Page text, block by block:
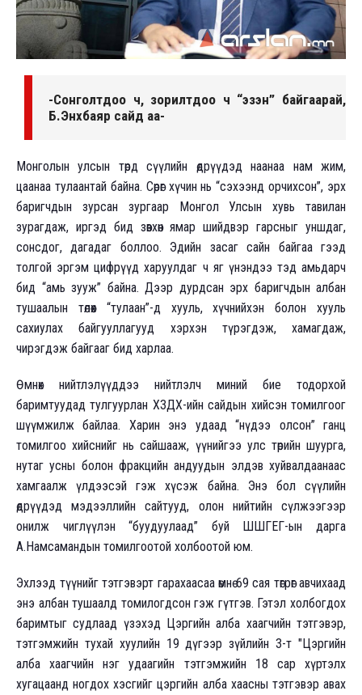
-Сонголтдоо ч, зорилтдоо ч “эзэн” байгаарай,
Б.Энхбаяр сайд аа-
Монголын улсын төрд сүүлийн өдрүүдэд наанаа нам жим,
цаанаа тулаантай байна. Сөрөг хүчин нь “сэхээнд орчихсон”, эрх
баригчдын зурсан зургаар Монгол Улсын хувь тавилан
зурагдаж, иргэд бид зөвхөн ямар шийдвэр гарсныг уншдаг,
сонсдог, дагадаг боллоо. Эдийн засаг сайн байгаа гээд
толгой эргэм цифрүүд харуулдаг ч яг үнэндээ тэд амьдарч
бид “амь зууж” байна. Дээр дурдсан эрх баригчдын албан
тушаалын төлөөх “тулаан”-д хууль, хүчнийхэн болон хууль
сахиулах байгууллагууд хэрхэн түрэгдэж, хамагдаж,
чирэгдэж байгааг бид харлаа.
Өмнөх нийтлэлүүддээ нийтлэлч миний бие тодорхой
баримтуудад тулгуурлан ХЗДХ-ийн сайдын хийсэн томилгоог
шүүмжилж байлаа. Харин энэ удаад “нүдээ олсон” ганц
томилгоо хийснийг нь сайшааж, үүнийгээ улс төрийн шуурга,
нутаг усны болон фракцийн андуудын элдэв хуйвалдаанаас
хамгаалж үлдээсэй гэж хүсэж байна. Энэ бол сүүлийн
өдрүүдэд мэдээллийн сайтууд, олон нийтийн сүлжээгээр
онилж чиглүүлэн “буудуулаад” буй ШШГЕГ-ын дарга
А.Намсамандын томилгоотой холбоотой юм.
Эхлээд түүнийг тэтгэвэрт гарахаасаа өмнө 69 сая төгрөг авчихаад
энэ албан тушаалд томилогдсон гэж гүтгэв. Гэтэл холбогдох
баримтыг судлаад үзэхэд Цэргийн алба хаагчийн тэтгэвэр,
тэтгэмжийн тухай хуулийн 19 дүгээр зүйлийн 3-т "Цэргийн
алба хаагчийн нэг удаагийн тэтгэмжийн 18 сар хүртэлх
хугацаанд ногдох хэсгийг цэргийн алба хаасны тэтгэвэр авах